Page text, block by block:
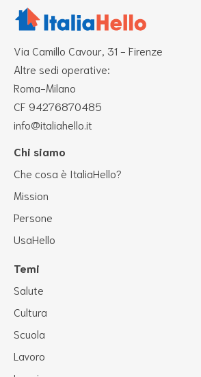
Via Camillo Cavour, 31 - Firenze
Altre sedi operative:
Roma-Milano
CF 94276870485
info@italiahello.it
Chi siamo
Che cosa è ItaliaHello?
Mission
Persone
UsaHello
Temi
Salute
Cultura
Scuola
Lavoro